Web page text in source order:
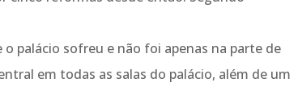
palácio sofreu e não foi apenas na parte de
em todas as salas do palácio, além de um